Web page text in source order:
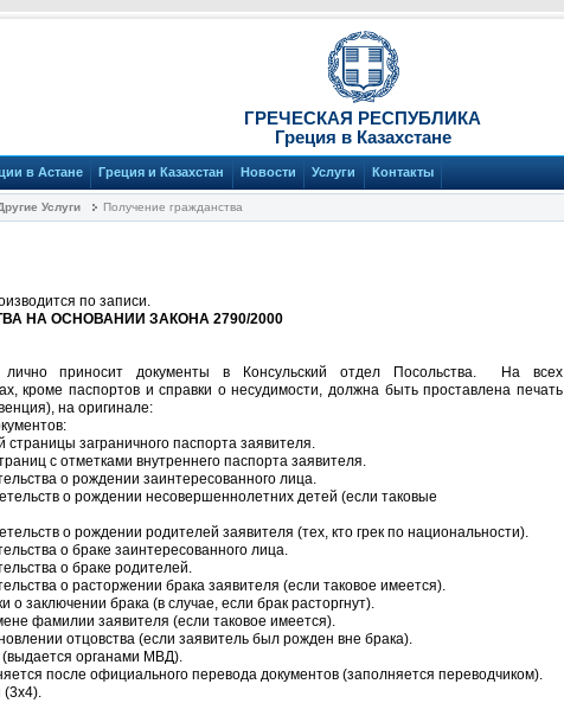
ГРЕЧЕСКАЯ РЕСПУБЛИКА
Греция в Казахстане
в Астане Греция и Казахстан Новости Услуги Контакты
Услуги Получение гражданства
по записи.
НА ОСНОВАНИИ ЗАКОНА 2790/2000
лично приносит документы в Консульский отдел Посольства. На всех
кроме паспортов и справки о несудимости, должна быть проставлена печать
на оригинале:
страницы заграничного паспорта заявителя.
с отметками внутреннего паспорта заявителя.
о рождении заинтересованного лица.
о рождении несовершеннолетних детей (если таковые
о рождении родителей заявителя (тех, кто грек по национальности).
о браке заинтересованного лица.
о браке родителей.
о расторжении брака заявителя (если таковое имеется).
о заключении брака (в случае, если брак расторгнут).
фамилии заявителя (если таковое имеется).
отцовства (если заявитель был рожден вне брака).
органами МВД).
после официального перевода документов (заполняется переводчиком).
(3х4).